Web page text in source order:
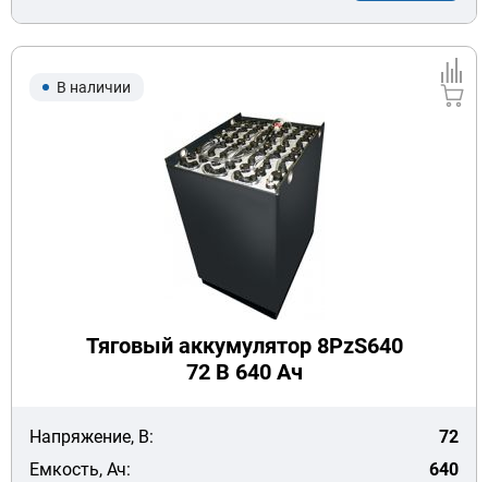
В наличии
Тяговый аккумулятор 8PzS640
72 В 640 Ач
Напряжение, В:
72
Емкость, Ач:
640